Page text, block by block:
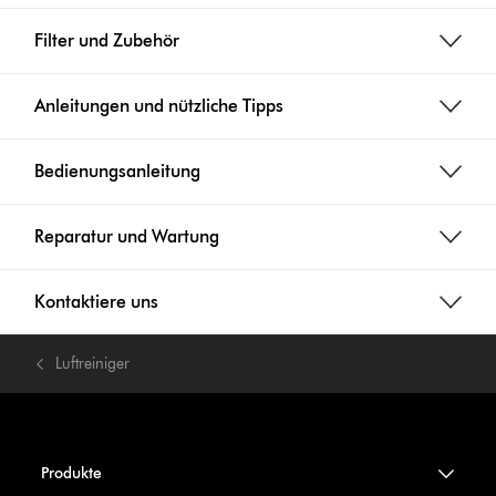
Filter und Zubehör
Anleitungen und nützliche Tipps
Bedienungsanleitung
Reparatur und Wartung
Kontaktiere uns
Luftreiniger
Produkte